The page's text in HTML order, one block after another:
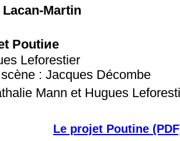
Martin
Poutiиe
Leforestier
: Jacques Décombe
Mann et Hugues
Le projet Poutine